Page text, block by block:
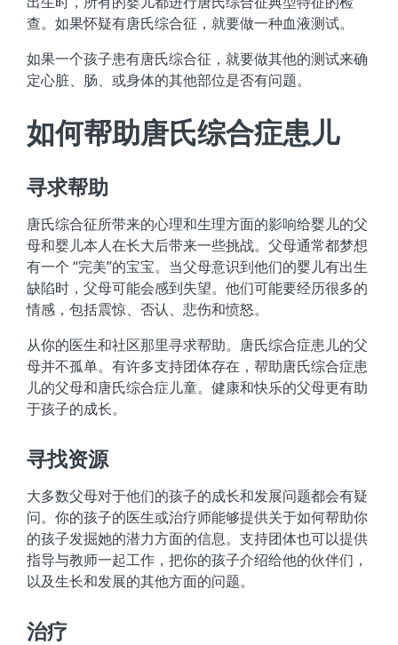
查。如果怀疑有唐氏综合征，就要做一种血液测试。
如果一个孩子患有唐氏综合征，就要做其他的测试来确
定心脏、肠、或身体的其他部位是否有问题。
如何帮助唐氏综合症患儿
寻求帮助
唐氏综合征所带来的心理和生理方面的影响给婴儿的父
母和婴儿本人在长大后带来一些挑战。父母通常都梦想
有一个 “完美”的宝宝。当父母意识到他们的婴儿有出生
缺陷时，父母可能会感到失望。他们可能要经历很多的
情感，包括震惊、否认、悲伤和愤怒。
从你的医生和社区那里寻求帮助。唐氏综合症患儿的父
母并不孤单。有许多支持团体存在，帮助唐氏综合症患
儿的父母和唐氏综合症儿童。健康和快乐的父母更有助
于孩子的成长。
寻找资源
大多数父母对于他们的孩子的成长和发展问题都会有疑
问。你的孩子的医生或治疗师能够提供关于如何帮助你
的孩子发掘她的潜力方面的信息。支持团体也可以提供
指导与教师一起工作，把你的孩子介绍给他的伙伴们，
以及生长和发展的其他方面的问题。
治疗